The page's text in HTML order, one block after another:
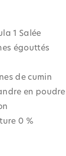
1 Salée
égouttés
de cumin
en poudre
0 %